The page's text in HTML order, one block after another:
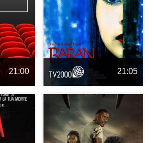
21:00 21:05